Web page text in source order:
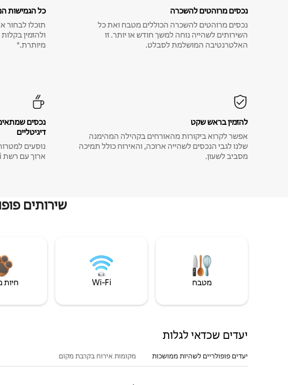
נכסים מרוהטים להשכרה
נכסים מרוהטים להשכרה הכוללים מטבח ואת כל
השירותים לשהייה נוחה למשך חודש או יותר. זו
האלטרנטיבה המושלמת לסבלט.
כל הגמישות
תוכלו לבחור
ולהזמין
מיותרת.*
להזמין בראש שקט
אפשר לקרוא ביקורות מהאורחים בקהילה המהימנה
שלנו לגבי הנכסים לשהייה ארוכה, והאירוח כולל תמיכה
מסביב לשעון.
נכסים
דיגיטליים
נוסעים
ארוך עם רשת Wi-Fi מהירה וחללי עבודה ייעודיים.
שירותים
מטבח Wi‑Fi
יעדים שכדאי לגלות
יעדים פופולריים לשהיות ממושכות מקומות אירוח בקרבת מקום